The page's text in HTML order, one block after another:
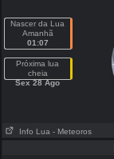
Nascer da Lua
Amanhã
01:07
Próxima lua
cheia
Sex 28 Ago
Info Lua - Meteoros